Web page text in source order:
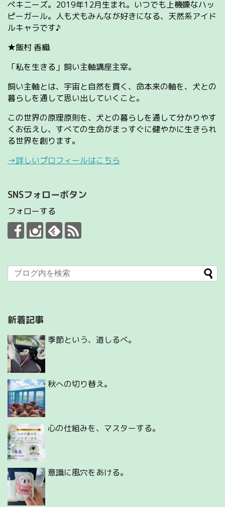
ペキニーズ。2019年12月生まれ。いつでも上機嫌なハッ
ピーガール。人も犬もみんなが好きになる、天然系アイド
ルキャラです♪
★飯村 香織
「私を生きる」飼い主軸講座主宰。
飼い主軸とは、宇宙と自然を貫く、命本来の軸を、犬との
暮らしを通して思い出していくこと。
この世界の原理原則を、犬との暮らしを通して分かりやす
くお伝えし、すべての生命がまっすぐに健やかに生きられ
る世界を創ります。
→詳しいプロフィールはこちら
SNSフォローボタン
フォローする
新着記事
季節という、道しるべ。
秋への切り替え。
心の仕組みを、マスターする。
意識に風穴をあける。